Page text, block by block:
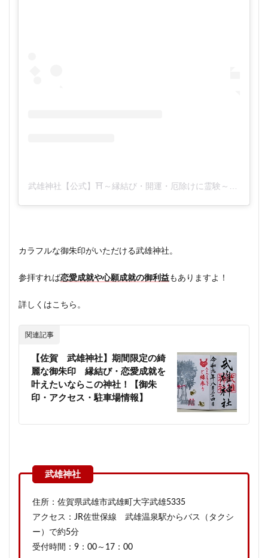
カラフルな御朱印がいただける武雄神社。
参拝すれば恋愛成就や心願成就の御利益もありますよ！
詳しくはこちら。
関連記事
【佐賀 武雄神社】期間限定の綺
麗な御朱印 縁結び・恋愛成就を
叶えたいならこの神社！【御朱
印・アクセス・駐車場情報】
住所：佐賀県武雄市武雄町大字武雄5335
アクセス：JR佐世保線 武雄温泉駅からバス（タクシ
ー）で約5分
受付時間：9：00～17：00